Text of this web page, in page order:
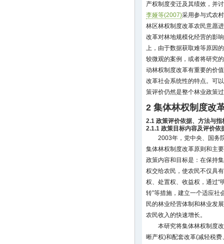
产权制度变迁及其绩效，并
李娅等(2007)采用参与式农
林区林权制度改革农民意愿
改革对林地规模化经营的影
上，由于数据获取难等原因
较微观的案例，或者将研究
动林权制度改革有重要的价
改革社会系统性的特点。可
策评价仍然是整个林业政策
2 集体林权制度改
2.1 政策评价依据、方法与指
2.1.1 政策目标内容及评价依
2003年，党中央、国务
集体林权制度改革原则和主
政策内容和目标是：在保持
权交给农民，使农民不仅具
权、处置权、收益权，通过“
转”等措施，建立一个适应社
民的林业经营体制和林业发
农民收入的快速增长。
本研究将集体林权制度
晰产权)和配套改革(减轻税